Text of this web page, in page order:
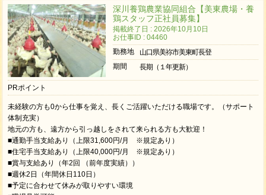
深川養鶏農業協同組合【美東農場・養
鶏スタッフ正社員募集】
掲載終了日 : 2026年10月10日
お仕事ID : 04460
勤務地
山口県美祢市美東町長登
期間
長期（１年更新）
PRポイント
未経験の方も0から仕事を覚え、長くご活躍いただける職場です。（サポート
体制充実）
地元の方も、遠方から引っ越しをされて来られる方も大歓迎！
■通勤手当支給あり（上限31,600円/月 ※規定あり）
■住宅手当支給あり（上限40,000円/月 ※規定あり）
■賞与支給あり（年2回 （前年度実績））
■週休2日（年間休日110日）
■予定に合わせて休みが取りやすい環境